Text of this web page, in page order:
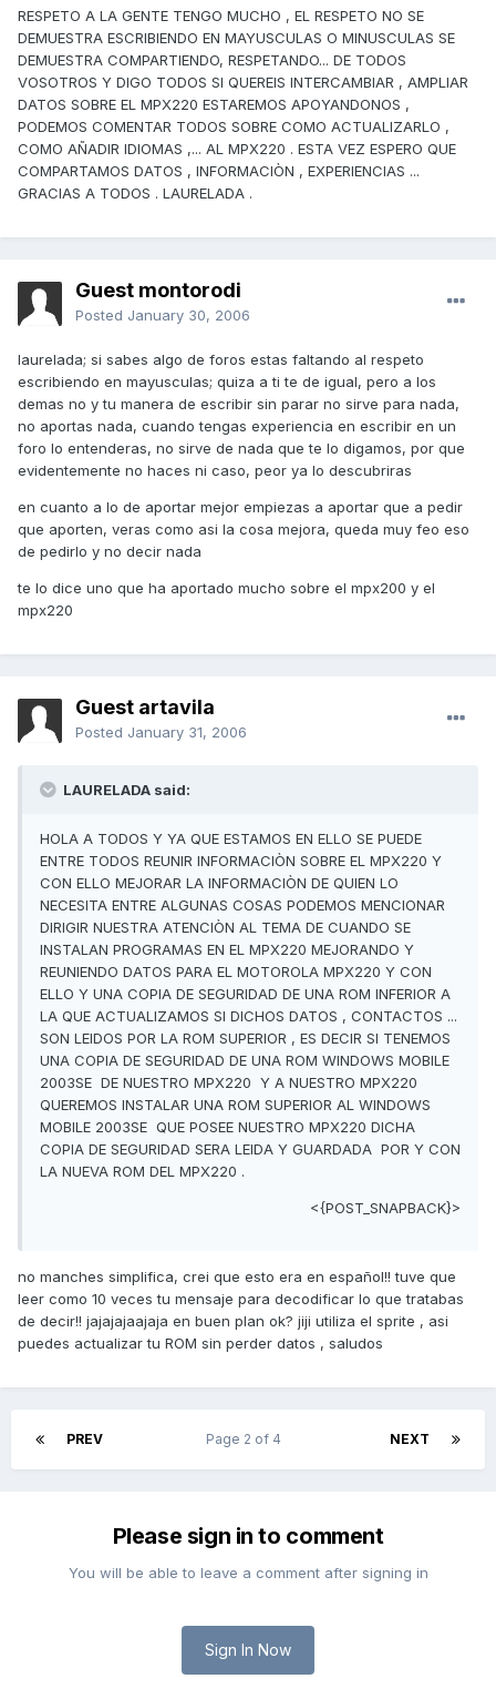
RESPETO A LA GENTE TENGO MUCHO , EL RESPETO NO SE
DEMUESTRA ESCRIBIENDO EN MAYUSCULAS O MINUSCULAS SE
DEMUESTRA COMPARTIENDO, RESPETANDO... DE TODOS
VOSOTROS Y DIGO TODOS SI QUEREIS INTERCAMBIAR , AMPLIAR
DATOS SOBRE EL MPX220 ESTAREMOS APOYANDONOS ,
PODEMOS COMENTAR TODOS SOBRE COMO ACTUALIZARLO ,
COMO AÑADIR IDIOMAS ,... AL MPX220 . ESTA VEZ ESPERO QUE
COMPARTAMOS DATOS , INFORMACIÒN , EXPERIENCIAS ...
GRACIAS A TODOS . LAURELADA .
Guest montorodi
Posted January 30, 2006
laurelada; si sabes algo de foros estas faltando al respeto
escribiendo en mayusculas; quiza a ti te de igual, pero a los
demas no y tu manera de escribir sin parar no sirve para nada,
no aportas nada, cuando tengas experiencia en escribir en un
foro lo entenderas, no sirve de nada que te lo digamos, por que
evidentemente no haces ni caso, peor ya lo descubriras
en cuanto a lo de aportar mejor empiezas a aportar que a pedir
que aporten, veras como asi la cosa mejora, queda muy feo eso
de pedirlo y no decir nada
te lo dice uno que ha aportado mucho sobre el mpx200 y el
mpx220
Guest artavila
Posted January 31, 2006
LAURELADA said:
HOLA A TODOS Y YA QUE ESTAMOS EN ELLO SE PUEDE
ENTRE TODOS REUNIR INFORMACIÒN SOBRE EL MPX220 Y
CON ELLO MEJORAR LA INFORMACIÒN DE QUIEN LO
NECESITA ENTRE ALGUNAS COSAS PODEMOS MENCIONAR
DIRIGIR NUESTRA ATENCIÒN AL TEMA DE CUANDO SE
INSTALAN PROGRAMAS EN EL MPX220 MEJORANDO Y
REUNIENDO DATOS PARA EL MOTOROLA MPX220 Y CON
ELLO Y UNA COPIA DE SEGURIDAD DE UNA ROM INFERIOR A
LA QUE ACTUALIZAMOS SI DICHOS DATOS , CONTACTOS ...
SON LEIDOS POR LA ROM SUPERIOR , ES DECIR SI TENEMOS
UNA COPIA DE SEGURIDAD DE UNA ROM WINDOWS MOBILE
2003SE DE NUESTRO MPX220 Y A NUESTRO MPX220
QUEREMOS INSTALAR UNA ROM SUPERIOR AL WINDOWS
MOBILE 2003SE QUE POSEE NUESTRO MPX220 DICHA
COPIA DE SEGURIDAD SERA LEIDA Y GUARDADA POR Y CON
LA NUEVA ROM DEL MPX220 .
<{POST_SNAPBACK}>
no manches simplifica, crei que esto era en español!! tuve que
leer como 10 veces tu mensaje para decodificar lo que tratabas
de decir!! jajajajaajaja en buen plan ok? jiji utiliza el sprite , asi
puedes actualizar tu ROM sin perder datos , saludos
PREV NEXT
Page 2 of 4
Please sign in to comment
You will be able to leave a comment after signing in
Sign In Now